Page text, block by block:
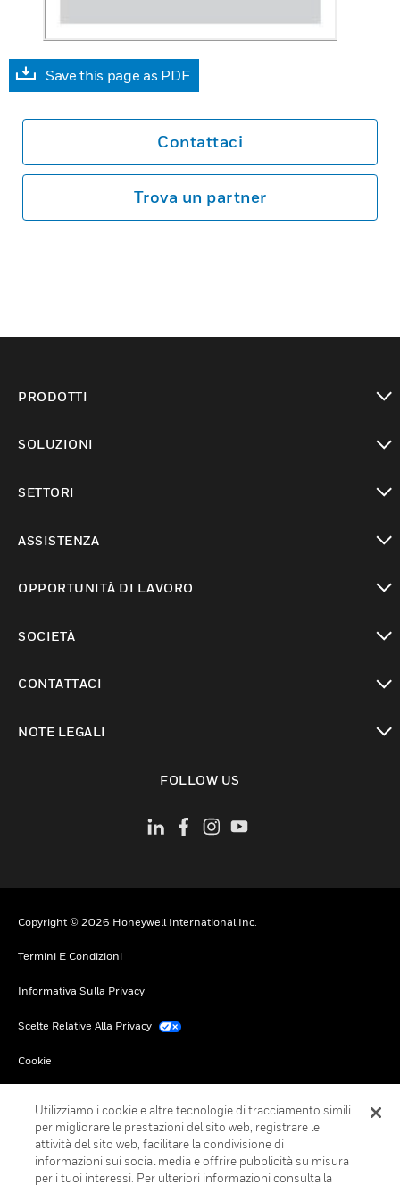
Save this page as PDF
Contattaci
Trova un partner
PRODOTTI
SOLUZIONI
SETTORI
ASSISTENZA
OPPORTUNITÀ DI LAVORO
SOCIETÀ
CONTATTACI
NOTE LEGALI
FOLLOW US
Copyright © 2026 Honeywell International Inc.
Termini E Condizioni
Informativa Sulla Privacy
Scelte Relative Alla Privacy
Cookie
Utilizziamo i cookie e altre tecnologie di tracciamento simili
per migliorare le prestazioni del sito web, registrare le
attività del sito web, facilitare la condivisione di
informazioni sui social media e offrire pubblicità su misura
per i tuoi interessi. Per ulteriori informazioni consulta la